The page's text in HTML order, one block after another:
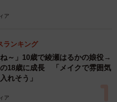
ア
ランキング
ね～」10歳で綾瀬はるかの娘役→
18歳に成長 「メイクで雰囲気
れそう」
ア